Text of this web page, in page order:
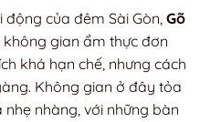
của đêm Sài Gòn, Gõ
gian ẩm thực đơn
khá hạn chế, nhưng cách
Không gian ở đây tỏa
nhàng, với những bàn